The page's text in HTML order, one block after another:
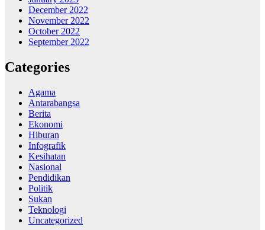
December 2022
November 2022
October 2022
September 2022
Categories
Agama
Antarabangsa
Berita
Ekonomi
Hiburan
Infografik
Kesihatan
Nasional
Pendidikan
Politik
Sukan
Teknologi
Uncategorized